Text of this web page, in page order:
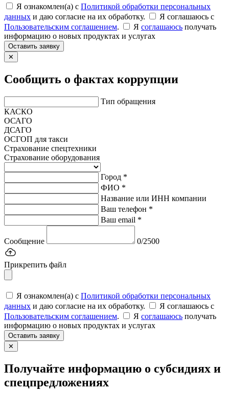
Я ознакомлен(а) с Политикой обработки персональных
данных и даю согласие на их обработку.
Я соглашаюсь c
Пользовательским соглашением. Я соглашаюсь получать
информацию о новых продуктах и услугах
Оставить заявку
✕
Сообщить о фактах коррупции
Тип обращения
КАСКО
ОСАГО
ДСАГО
ОСГОП для такси
Страхование спецтехники
Страхование оборудования
Город *
ФИО *
Название или ИНН компании
Ваш телефон *
Ваш email *
Сообщение 0/2500
Прикрепить файл
Я ознакомлен(а) с Политикой обработки персональных
данных и даю согласие на их обработку.
Я соглашаюсь c
Пользовательским соглашением. Я соглашаюсь получать
информацию о новых продуктах и услугах
Оставить заявку
✕
Получайте информацию о субсидиях и
спецпредложениях